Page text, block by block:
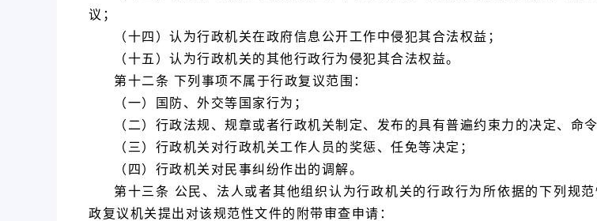
议；
（十四）认为行政机关在政府信息公开工作中侵犯其合法权益；
（十五）认为行政机关的其他行政行为侵犯其合法权益。
第十二条 下列事项不属于行政复议范围：
（一）国防、外交等国家行为；
（二）行政法规、规章或者行政机关制定、发布的具有普遍约束力的决定、命
（三）行政机关对行政机关工作人员的奖惩、任免等决定；
（四）行政机关对民事纠纷作出的调解。
第十三条 公民、法人或者其他组织认为行政机关的行政行为所依据的下列规
政复议机关提出对该规范性文件的附带审查申请：